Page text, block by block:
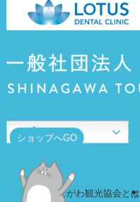
Japanese
しながわ観光協会とは
ショップへGO